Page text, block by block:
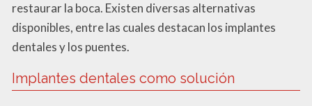
restaurar la boca. Existen diversas alternativas
disponibles, entre las cuales destacan los implantes
dentales y los puentes.
Implantes dentales como solución